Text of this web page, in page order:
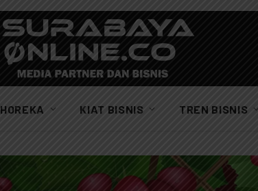
HOREKA KIAT BISNIS TREN BISNIS